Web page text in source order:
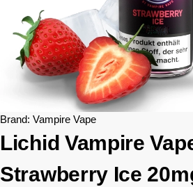
Brand: Vampire Vape
Lichid Vampire
Strawberry Ice